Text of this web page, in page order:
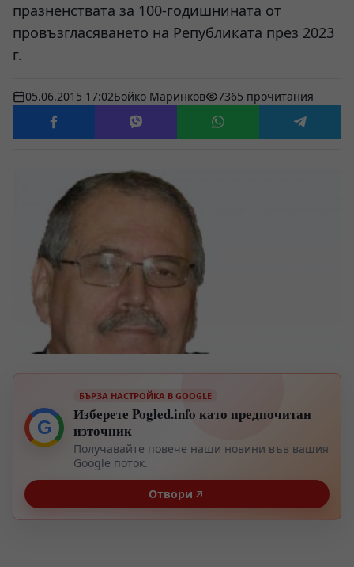
празненствата за 100-годишнината от
провъзгласяването на Републиката през 2023
г.
05.06.2015 17:02Бойко Маринков 7365 прочитания
G
БЪРЗА НАСТРОЙКА В GOOGLE
Изберете Pogled.info като предпочитан
източник
Получавайте повече наши новини във вашия
Google поток.
Отвори